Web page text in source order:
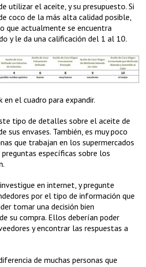
utilizar el aceite, y su presupuesto. Si
coco de la más alta calidad posible,
que actualmente se encuentra
y le da una calificación del 1 al 10.
en el cuadro para expandir.
tipo de detalles sobre el aceite de
sus envases. También, es muy poco
que trabajan en los supermercados
específicas sobre los
en internet, y pregunte
por el tipo de información que
tomar una decisión bien
su compra. Ellos deberían poder
y encontrar las respuestas a
de muchas personas que